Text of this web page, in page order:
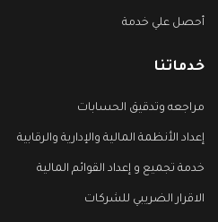
أحصل علي خدمة
خدماتنا
مراجعه وتدقيق الحسابات
إعداد الأنظمة المالية والإدارية والرقابية
خدمة تجميع و إعداد القوائم المالية
الاقرار الضريبي للشركات